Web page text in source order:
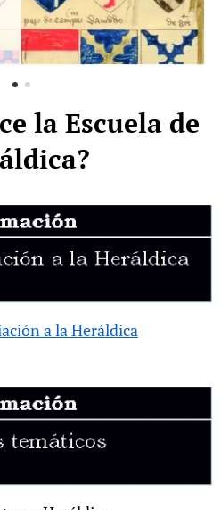
la Escuela de
a la Heráldica